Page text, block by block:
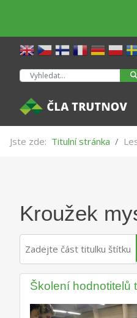
Hledat
Jste zde: Titulní stránka
Kroužek
Školení hodnotitelů